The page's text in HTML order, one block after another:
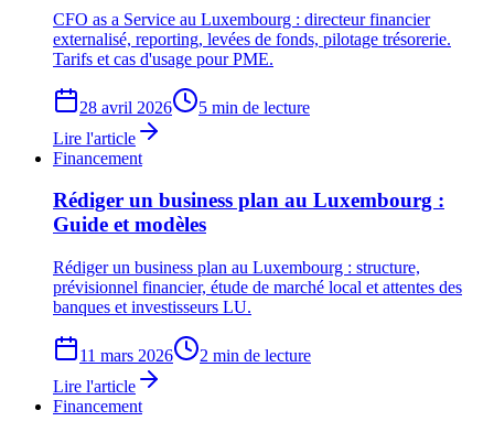
CFO as a Service au Luxembourg : directeur financier
externalisé, reporting, levées de fonds, pilotage trésorerie.
Tarifs et cas d'usage pour PME.
28 avril 2026
5 min de lecture
Lire l'article
Financement
Rédiger un business plan au Luxembourg :
Guide et modèles
Rédiger un business plan au Luxembourg : structure,
prévisionnel financier, étude de marché local et attentes des
banques et investisseurs LU.
11 mars 2026
2 min de lecture
Lire l'article
Financement